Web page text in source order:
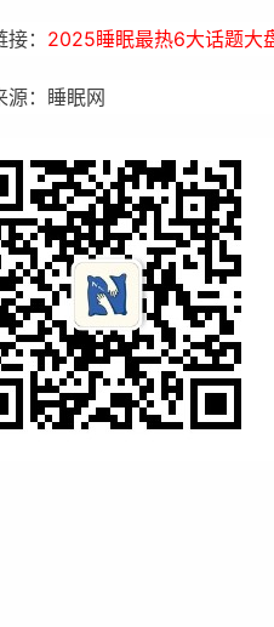
： 2025睡眠最热6大话题大
源：睡眠网